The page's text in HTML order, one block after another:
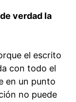
verdad la
el escrito
con todo el
en un punto
no puede